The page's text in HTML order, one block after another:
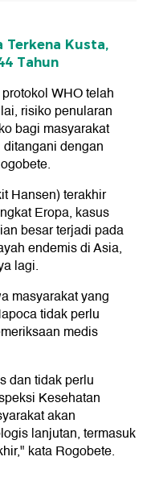
Terkena Kusta,
Tahun
WHO telah
risiko penularan
bagi masyarakat
dengan
Hansen) terakhir
Eropa, kasus
besar terjadi pada
endemis di Asia,
lagi.
masyarakat yang
tidak perlu
medis
dan tidak perlu
Kesehatan
akan
lanjutan, termasuk
kata Rogobete.